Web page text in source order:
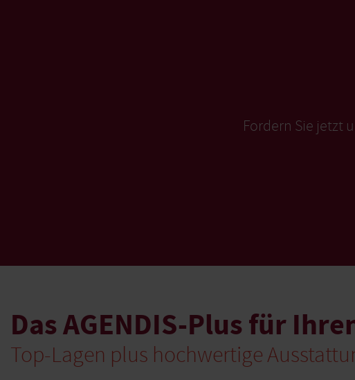
Fordern Sie jetzt
Das AGENDIS-Plus für
Top-Lagen plus hochwertige